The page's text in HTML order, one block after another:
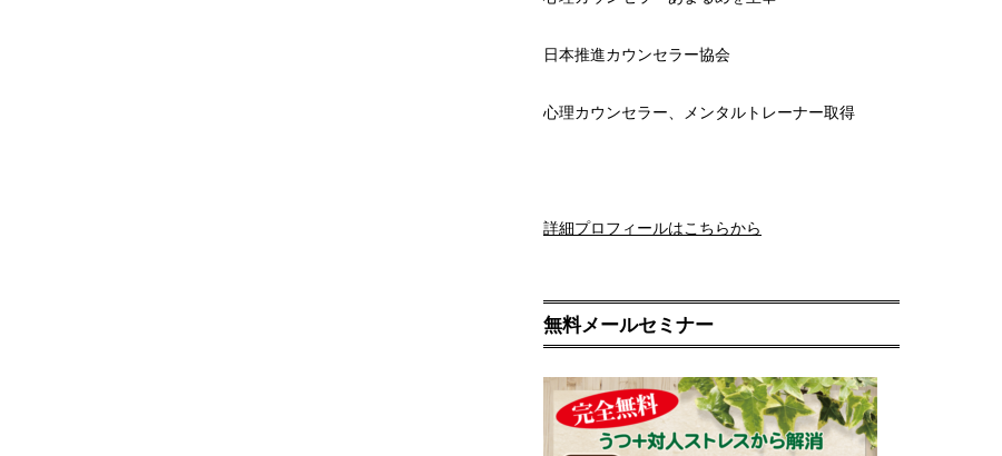
日本推進カウンセラー協会
心理カウンセラー、メンタルトレーナー取得
詳細プロフィールはこちらから
無料メールセミナー